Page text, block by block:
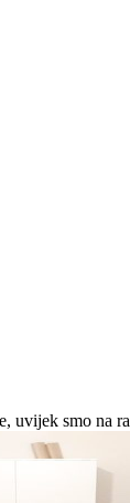
uvijek smo na